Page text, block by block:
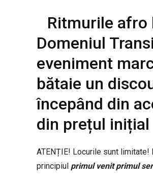
Ritmurile afro
Domeniul
eveniment
bătaie un
începând din
din prețul inițial
ATENȚIE! Locurile sunt
principiul primul venit primul